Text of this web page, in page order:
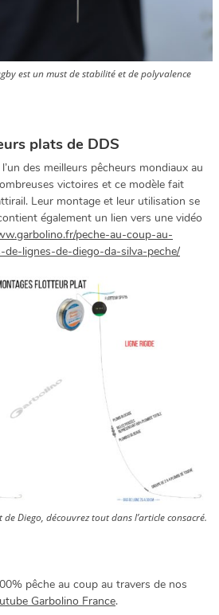
est un must de stabilité et de polyvalence
plats de DDS
des meilleurs pêcheurs mondiaux au
victoires et ce modèle fait
Leur montage et leur utilisation se
également un lien vers une vidéo
peche-au-coup-au-
lignes-de-diego-da-silva-peche/
Diego, découvrez tout dans l’article consacré.
pêche au coup au travers de nos
Garbolino France.